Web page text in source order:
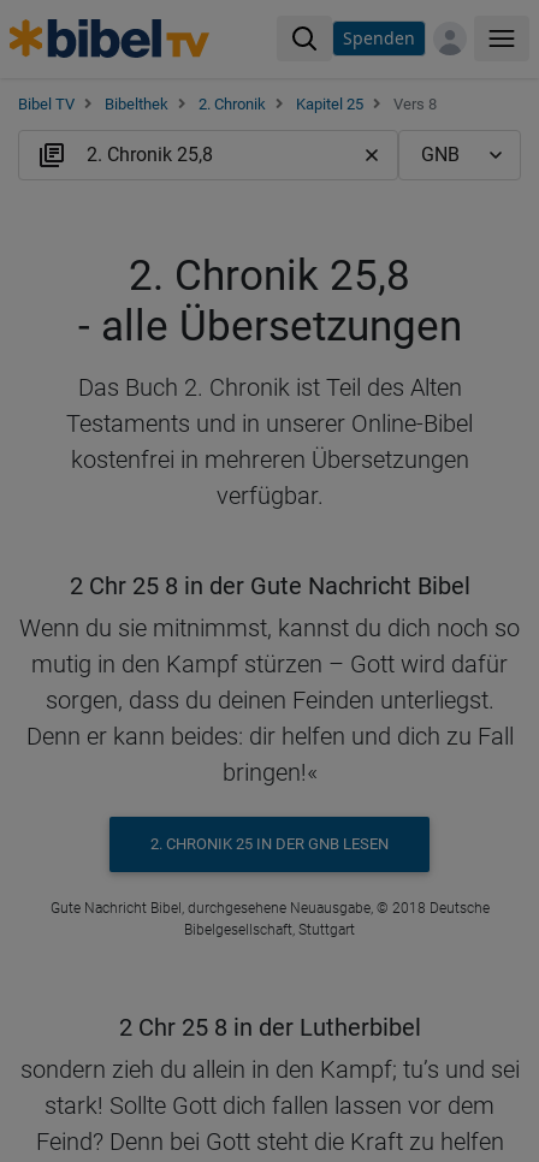
Spenden
Bibel TV Bibelthek 2. Chronik Kapitel 25 Vers 8
2. Chronik 25,8
- alle Übersetzungen
Das Buch 2. Chronik ist Teil des Alten
Testaments und in unserer Online-Bibel
kostenfrei in mehreren Übersetzungen
verfügbar.
2 Chr 25 8 in der Gute Nachricht Bibel
Wenn du sie mitnimmst, kannst du dich noch so
mutig in den Kampf stürzen – Gott wird dafür
sorgen, dass du deinen Feinden unterliegst.
Denn er kann beides: dir helfen und dich zu Fall
bringen!«
2. CHRONIK 25 IN DER GNB LESEN
Gute Nachricht Bibel, durchgesehene Neuausgabe, © 2018 Deutsche
Bibelgesellschaft, Stuttgart
2 Chr 25 8 in der Lutherbibel
sondern zieh du allein in den Kampf; tu’s und sei
stark! Sollte Gott dich fallen lassen vor dem
Feind? Denn bei Gott steht die Kraft zu helfen